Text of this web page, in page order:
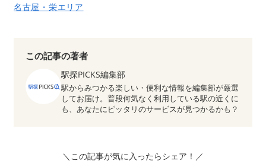
名古屋・栄エリア
この記事の著者
駅探PICKS編集部
駅からみつかる楽しい・便利な情報を編集部が厳選
してお届け。普段何気なく利用している駅の近くに
も、あなたにピッタリのサービスが見つかるかも？
＼この記事が気に入ったらシェア！／